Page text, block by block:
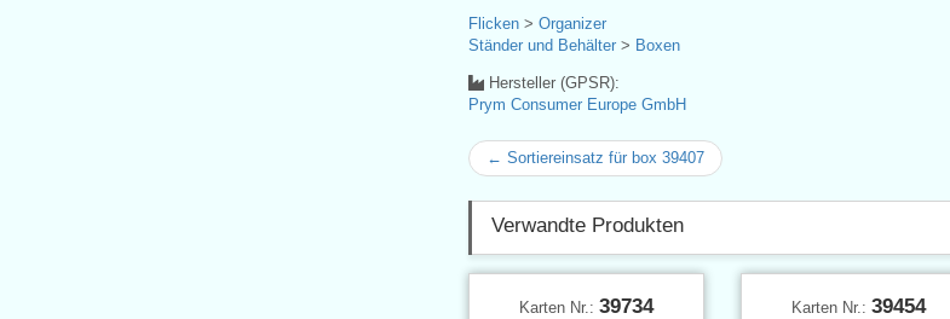
Flicken > Organizer
Ständer und Behälter > Boxen
Hersteller (GPSR):
Prym Consumer Europe GmbH
← Sortiereinsatz für box 39407
Verwandte Produkten
Karten Nr.: 39734 Karten Nr.: 39454